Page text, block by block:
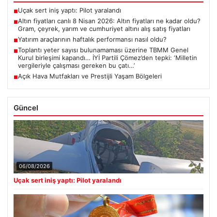
■Uçak sert iniş yaptı: Pilot yaralandı
■Altın fiyatları canlı 8 Nisan 2026: Altın fiyatları ne kadar oldu?
Gram, çeyrek, yarım ve cumhuriyet altını alış satış fiyatları
■Yatırım araçlarının haftalık performansı nasıl oldu?
■Toplantı yeter sayısı bulunamaması üzerine TBMM Genel
Kurul birleşimi kapandı… İYİ Partili Çömez’den tepki: ‘Milletin
vergileriyle çalışması gereken bu çatı…’
■Açık Hava Mutfakları ve Prestijli Yaşam Bölgeleri
Güncel
06/08/2026
Uçak sert iniş yaptı: Pilot yaralandı